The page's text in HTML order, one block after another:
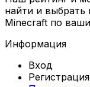
найти и выбрать
Minecraft по
Информация
Вход
Регистрация